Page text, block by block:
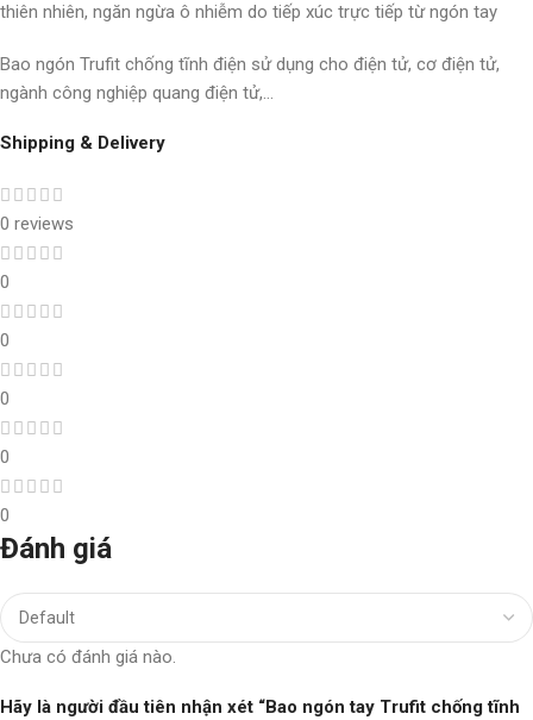
thiên nhiên, ngăn ngừa ô nhiễm do tiếp xúc trực tiếp từ ngón tay
Bao ngón Trufit chống tĩnh điện sử dụng cho điện tử, cơ điện tử,
ngành công nghiệp quang điện tử,…
Shipping & Delivery
0 reviews
0
0
0
0
0
Đánh giá
Chưa có đánh giá nào.
Hãy là người đầu tiên nhận xét “Bao ngón tay Trufit chống tĩnh